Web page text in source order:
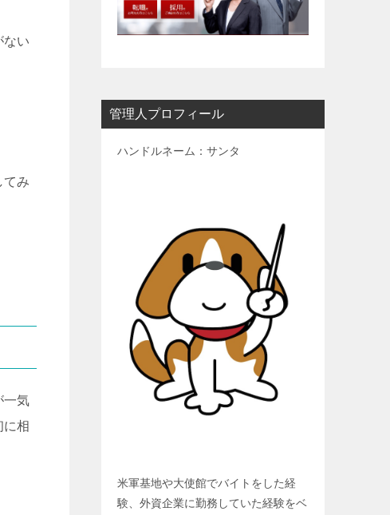
ない
てみ
一気
に相
管理人プロフィール
ハンドルネーム：サンタ
米軍基地や大使館でバイトをした経
験、外資企業に勤務していた経験をベ